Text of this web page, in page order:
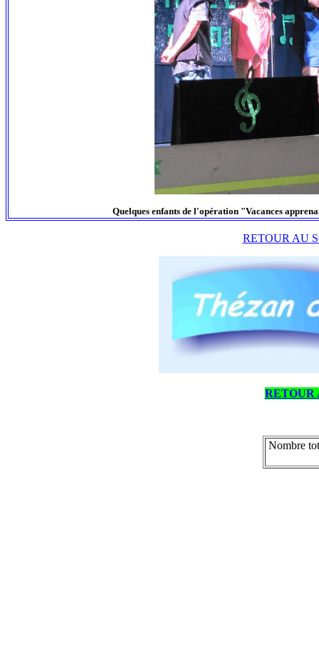
Quelques enfants de l'opération "Vacances
RETOUR AU
RETOUR
Nombre